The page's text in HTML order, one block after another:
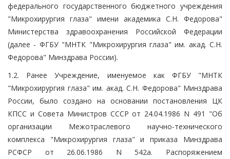
федерального государственного бюджетного учреждения
"Микрохирургия глаза" имени академика С.Н. Федорова"
Министерства здравоохранения Российской Федерации
(далее - ФГБУ "МНТК "Микрохирургия глаза" им. акад. С.Н.
Федорова" Минздрава России).
1.2. Ранее Учреждение, именуемое как ФГБУ "МНТК
"Микрохирургия глаза" им. акад. С.Н. Федорова" Минздрава
России, было создано на основании постановления ЦК
КПСС и Совета Министров СССР от 24.04.1986 N 491 "Об
организации Межотраслевого научно-технического
комплекса "Микрохирургия глаза" и приказа Минздрава
РСФСР от 26.06.1986 N 542а. Распоряжением